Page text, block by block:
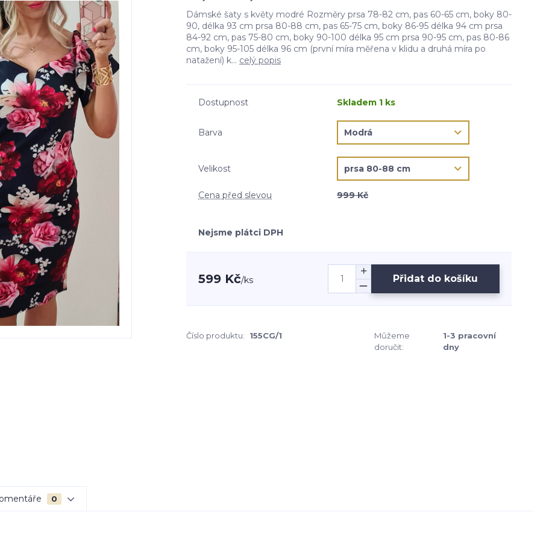
Dámské šaty s květy modré Rozměry prsa 78-82 cm, pas 60-65 cm, boky 80-
90, délka 93 cm prsa 80-88 cm, pas 65-75 cm, boky 86-95 délka 94 cm prsa
84-92 cm, pas 75-80 cm, boky 90-100 délka 95 cm prsa 90-95 cm, pas 80-86
cm, boky 95-105 délka 96 cm (první míra měřena v klidu a druhá míra po
natažení) k... celý popis
Dostupnost Skladem 1 ks
Barva
Velikost
Cena před slevou 999 Kč
Nejsme plátci DPH
599 Kč/ks Přidat do košíku
Číslo produktu: 155CG/1
Můžeme
doručit:
1-3 pracovní
dny
0